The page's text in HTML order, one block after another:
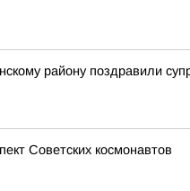
району поздравили
Советских космонавтов